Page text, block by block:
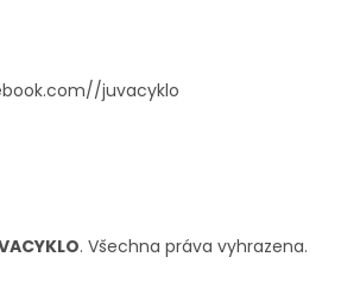
juvacyklo
. Všechna práva vyhrazena.